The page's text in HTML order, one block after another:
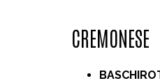
CREMONESE